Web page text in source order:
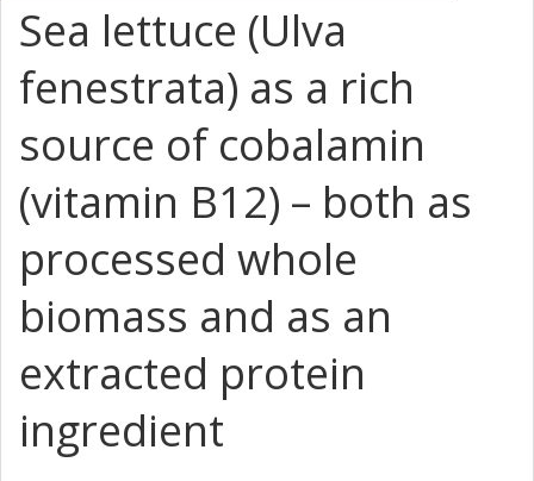
Sea lettuce (Ulva
fenestrata) as a rich
source of cobalamin
(vitamin B12) – both as
processed whole
biomass and as an
extracted protein
ingredient